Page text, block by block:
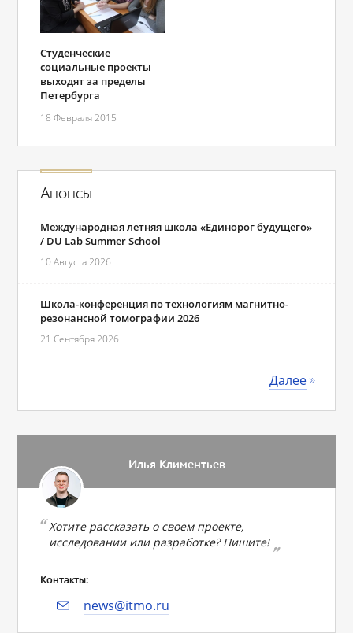
Студенческие
социальные проекты
выходят за пределы
Петербурга
18 Февраля 2015
Анонсы
Международная летняя школа «Единорог будущего»
/ DU Lab Summer School
10 Августа 2026
Школа-конференция по технологиям магнитно-
резонансной томографии 2026
21 Сентября 2026
Далее
Илья Климентьев
Хотите рассказать о своем проекте,
исследовании или разработке? Пишите!
Контакты:
news@itmo.ru